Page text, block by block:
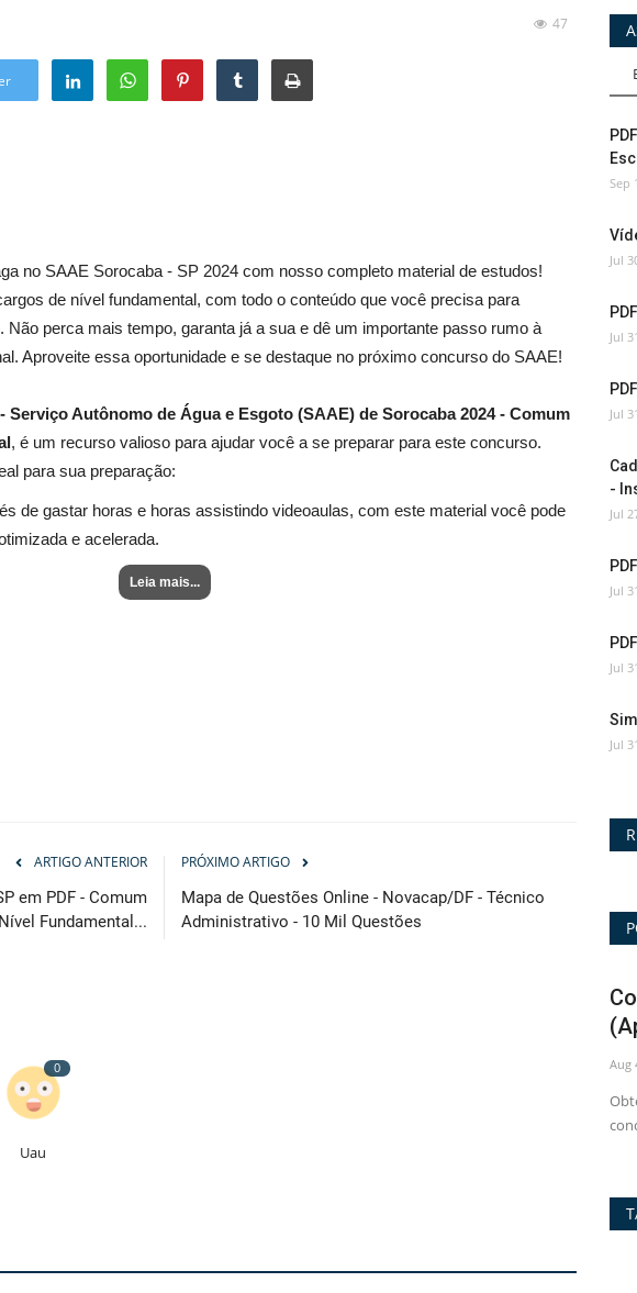
47
no SAAE Sorocaba - SP 2024 com nosso completo material de estudos!
de nível fundamental, com todo o conteúdo que você precisa para
Não perca mais tempo, garanta já a sua e dê um importante passo rumo à
Aproveite essa oportunidade e se destaque no próximo concurso do SAAE!
Serviço Autônomo de Água e Esgoto (SAAE) de Sorocaba 2024 - Comum
, é um recurso valioso para ajudar você a se preparar para este concurso.
para sua preparação:
de gastar horas e horas assistindo videoaulas, com este material você pode
e acelerada.
Leia mais...
ARTIGO ANTERIOR
em PDF - Comum
Fundamental...
PRÓXIMO ARTIGO
Mapa de Questões Online - Novacap/DF - Técnico
Administrativo - 10 Mil Questões
0
Uau
Sep
Jul
Jul
Jul
-
Jul
Jul
Jul
Jul
Aug 4,